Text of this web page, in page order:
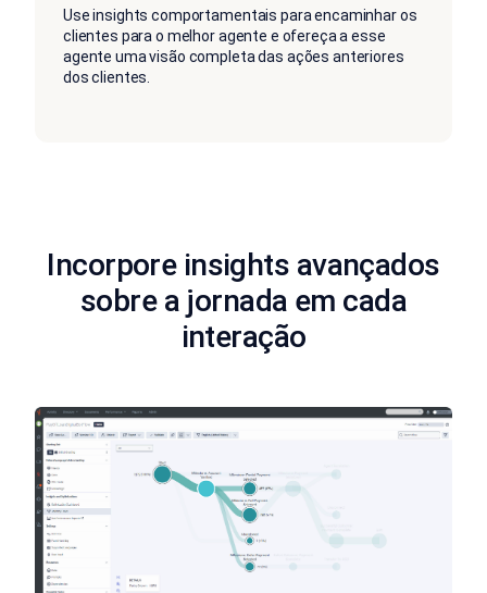
Use insights comportamentais para encaminhar os
clientes para o melhor agente e ofereça a esse
agente uma visão completa das ações anteriores
dos clientes.
Incorpore insights avançados
sobre a jornada em cada
interação